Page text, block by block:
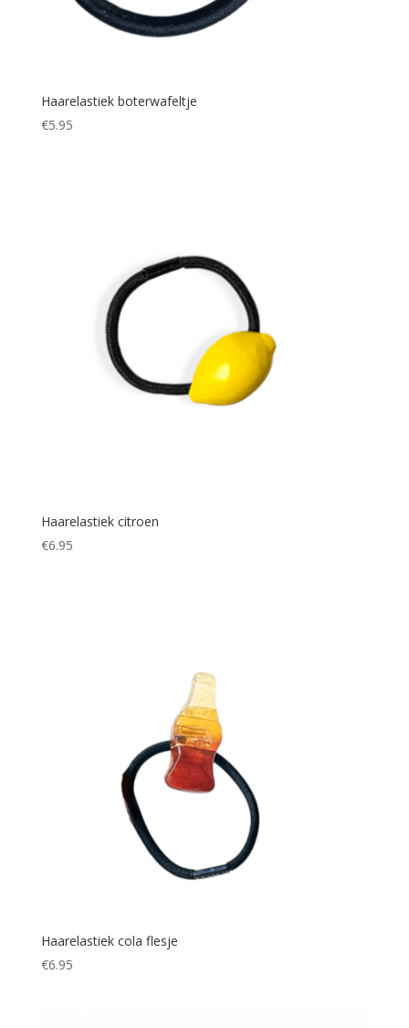
Haarelastiek boterwafeltje
€5.95
Haarelastiek citroen
€6.95
Haarelastiek cola flesje
€6.95